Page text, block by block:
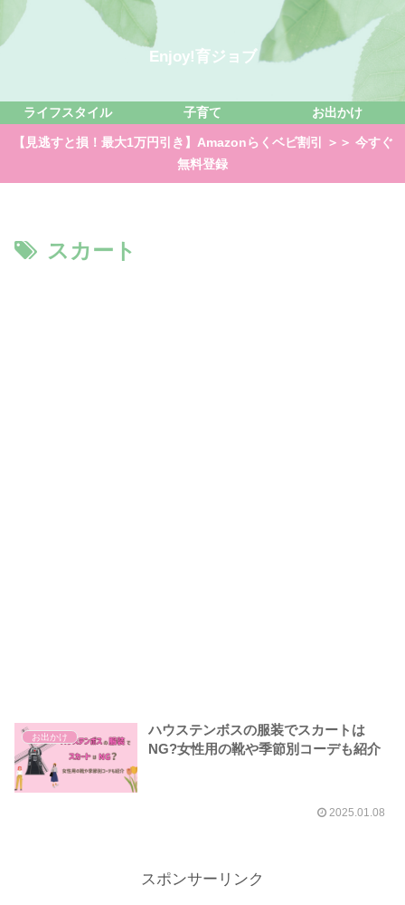
Enjoy!育ジョブ
ライフスタイル 子育て お出かけ
【見逃すと損！最大1万円引き】Amazonらくベビ割引 ＞＞ 今すぐ
無料登録
スカート
お出かけ
ハウステンボスの服装でスカートは
NG?女性用の靴や季節別コーデも紹介
2025.01.08
スポンサーリンク